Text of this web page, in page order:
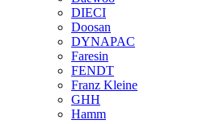
DIECI
Doosan
DYNAPAC
Faresin
FENDT
Franz Kleine
GHH
Hamm